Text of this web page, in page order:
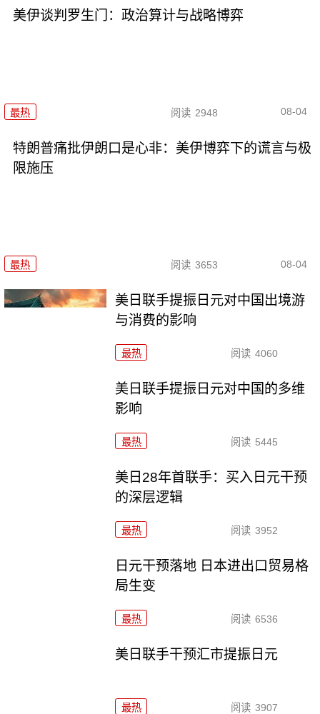
美伊谈判罗生门：政治算计与战略博弈
最热 阅读 2948 08-04
特朗普痛批伊朗口是心非：美伊博弈下的谎言与极
限施压
最热 阅读 3653 08-04
美日联手提振日元对中国出境游
与消费的影响
最热 阅读 4060
美日联手提振日元对中国的多维
影响
最热 阅读 5445
美日28年首联手：买入日元干预
的深层逻辑
最热 阅读 3952
日元干预落地 日本进出口贸易格
局生变
最热 阅读 6536
美日联手干预汇市提振日元
最热 阅读 3907